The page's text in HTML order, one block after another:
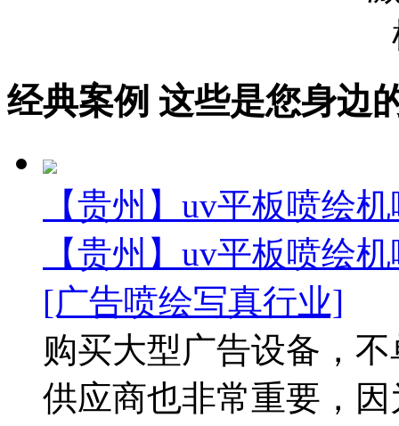
经典案例 这些是您身边
【贵州】uv平板喷绘
【贵州】uv平板喷绘
[广告喷绘写真行业]
购买大型广告设备，
供应商也非常重要，